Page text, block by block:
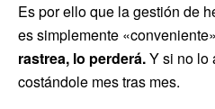
Es por ello que la gestión de
es simplemente
rastrea, lo perderá.Y si no lo
costándole mes tras mes.